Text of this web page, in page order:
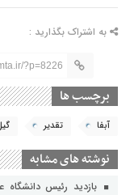
به اشتراک بگذارید :
?p=8226
برچسب ها
آبفا تقدیر
نوشته های مشابه
بازدید رئیس دانشگاه